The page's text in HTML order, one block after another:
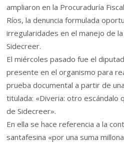
ampliaron en la Procuraduría
Ríos, la denuncia formulada
irregularidades en el manejo de
Sidecreer.
El miércoles pasado fue el
presente en el organismo para
prueba documental a partir de
titulada: «Diveria: otro escándalo
de Sidecreer».
En ella se hace referencia a la
santafesina «por una suma